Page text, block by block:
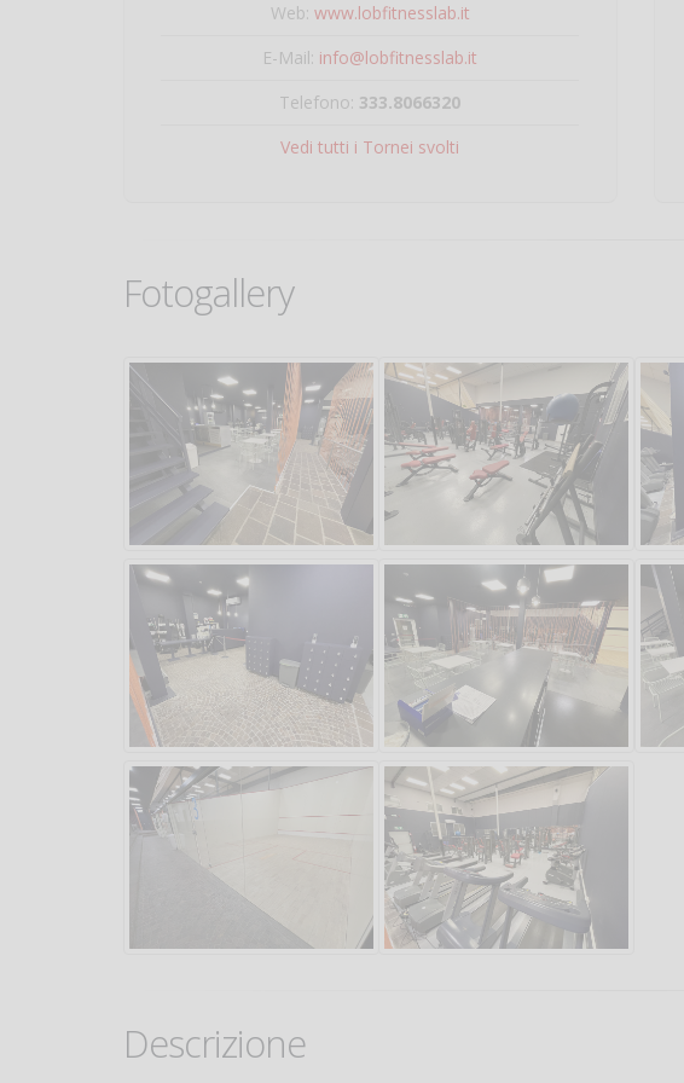
Web: www.lobfitnesslab.it
E-Mail: info@lobfitnesslab.it
Telefono: 333.8066320
Vedi tutti i Tornei svolti
Fotogallery
Descrizione